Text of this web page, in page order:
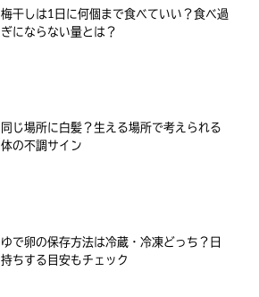
梅干しは1日に何個まで食べていい？食べ過
ぎにならない量とは？
同じ場所に白髪？生える場所で考えられる
体の不調サイン
ゆで卵の保存方法は冷蔵・冷凍どっち？日
持ちする目安もチェック